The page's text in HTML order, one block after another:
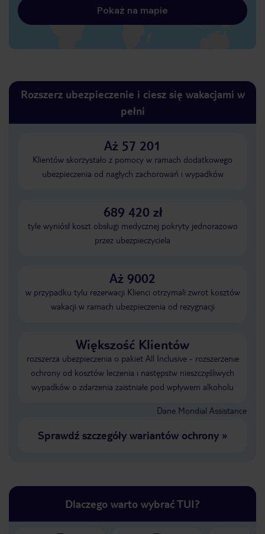
Pokaż na mapie
Rozszerz ubezpieczenie i ciesz się wakacjami w
pełni
Aż 57 201
Klientów skorzystało z pomocy w ramach dodatkowego
ubezpieczenia od nagłych zachorowań i wypadków
689 420 zł
tyle wyniósł koszt obsługi medycznej pokryty jednorazowo
przez ubezpieczyciela
Aż 9002
w przypadku tylu rezerwacji Klienci otrzymali zwrot kosztów
wakacji w ramach ubezpieczenia od rezygnacji
Większość Klientów
rozszerza ubezpieczenia o pakiet All Inclusive - rozszerzenie
ochrony od kosztów leczenia i następstw nieszczęśliwych
wypadków o zdarzenia zaistniałe pod wpływem alkoholu
Dane Mondial Assistance
Sprawdź szczegóły wariantów ochrony»
Dlaczego warto wybrać TUI?